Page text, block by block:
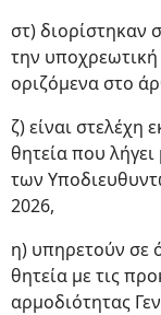
στ) διορίστηκαν
την
οριζόμενα στο
ζ) είναι στελέχη
θητεία που
των
2026,
η) υπηρετούν σε
θητεία με τις
αρμοδιότητας